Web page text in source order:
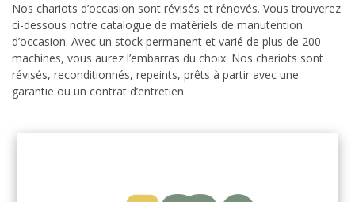
Nos chariots d’occasion sont révisés et rénovés. Vous trouverez
ci-dessous notre catalogue de matériels de manutention
d’occasion. Avec un stock permanent et varié de plus de 200
machines, vous aurez l’embarras du choix. Nos chariots sont
révisés, reconditionnés, repeints, prêts à partir avec une
garantie ou un contrat d’entretien.